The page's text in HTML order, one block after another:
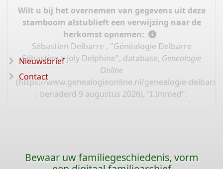
Wilt u bij het overnemen van gegevens uit deze
stamboom alstublieft een verwijzing naar de
herkomst opnemen:
Sébastien Delbarre , "Généalogie Delbarre
Sébastien x Joly Delphine", database, Genealogie
Online
(https://www.genealogieonline.nl/genealogie-
: benaderd 9 augustus 2026), "I Immed".
Nieuwsbrief
Contact
Bewaar uw familiegeschiedenis, vorm